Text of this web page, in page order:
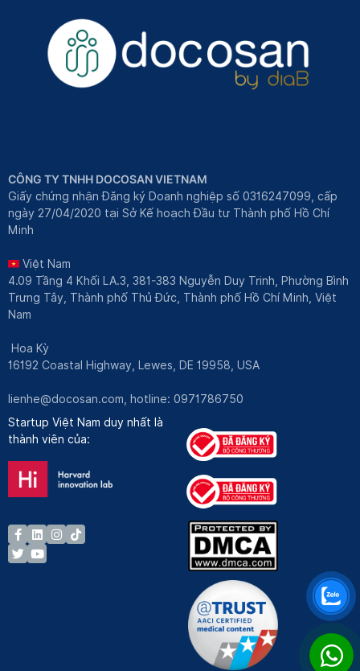
CÔNG TY TNHH DOCOSAN VIETNAM
Giấy chứng nhận Đăng ký Doanh nghiệp số 0316247099, cấp
ngày 27/04/2020 tại Sở Kế hoạch Đầu tư Thành phố Hồ Chí
Minh
Việt Nam
4.09 Tầng 4 Khối LA.3, 381-383 Nguyễn Duy Trinh, Phường Bình
Trưng Tây, Thành phố Thủ Đức, Thành phố Hồ Chí Minh, Việt
Nam
Hoa Kỳ
16192 Coastal Highway, Lewes, DE 19958, USA
lienhe@docosan.com , hotline: 0971786750
Startup Việt Nam duy nhất là
thành viên của: